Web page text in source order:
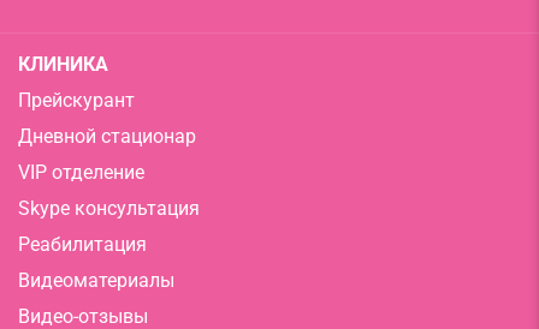
КЛИНИКА
Прейскурант
Дневной стационар
VIP отделение
Skype консультация
Реабилитация
Видеоматериалы
Видео-отзывы